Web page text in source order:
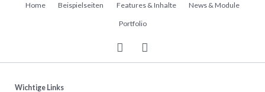
Home Beispielseiten Features & Inhalte News & Module
Portfolio
Wichtige Links